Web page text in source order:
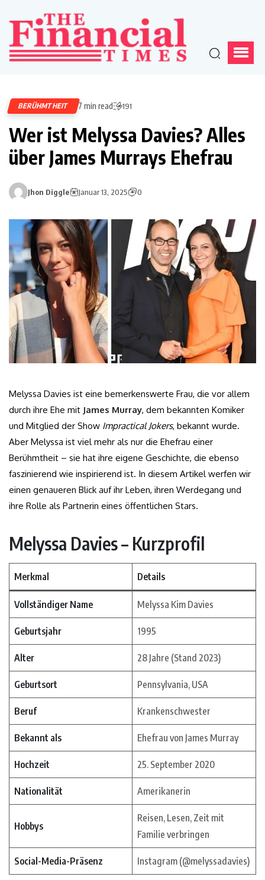
BERÜHMTHEIT 7 min read 191
Wer ist Melyssa Davies? Alles
über James Murrays Ehefrau
Jhon Diggle Januar 13, 2025 0
Melyssa Davies ist eine bemerkenswerte Frau, die vor allem
durch ihre Ehe mit James Murray, dem bekannten Komiker
und Mitglied der Show Impractical Jokers, bekannt wurde.
Aber Melyssa ist viel mehr als nur die Ehefrau einer
Berühmtheit – sie hat ihre eigene Geschichte, die ebenso
faszinierend wie inspirierend ist. In diesem Artikel werfen wir
einen genaueren Blick auf ihr Leben, ihren Werdegang und
ihre Rolle als Partnerin eines öffentlichen Stars.
Melyssa Davies – Kurzprofil
Merkmal Details
Vollständiger Name Melyssa Kim Davies
Geburtsjahr 1995
Alter 28 Jahre (Stand 2023)
Geburtsort Pennsylvania, USA
Beruf Krankenschwester
Bekannt als Ehefrau von James Murray
Hochzeit 25. September 2020
Nationalität Amerikanerin
Hobbys
Reisen, Lesen, Zeit mit
Familie verbringen
Social-Media-Präsenz Instagram (@melyssadavies)